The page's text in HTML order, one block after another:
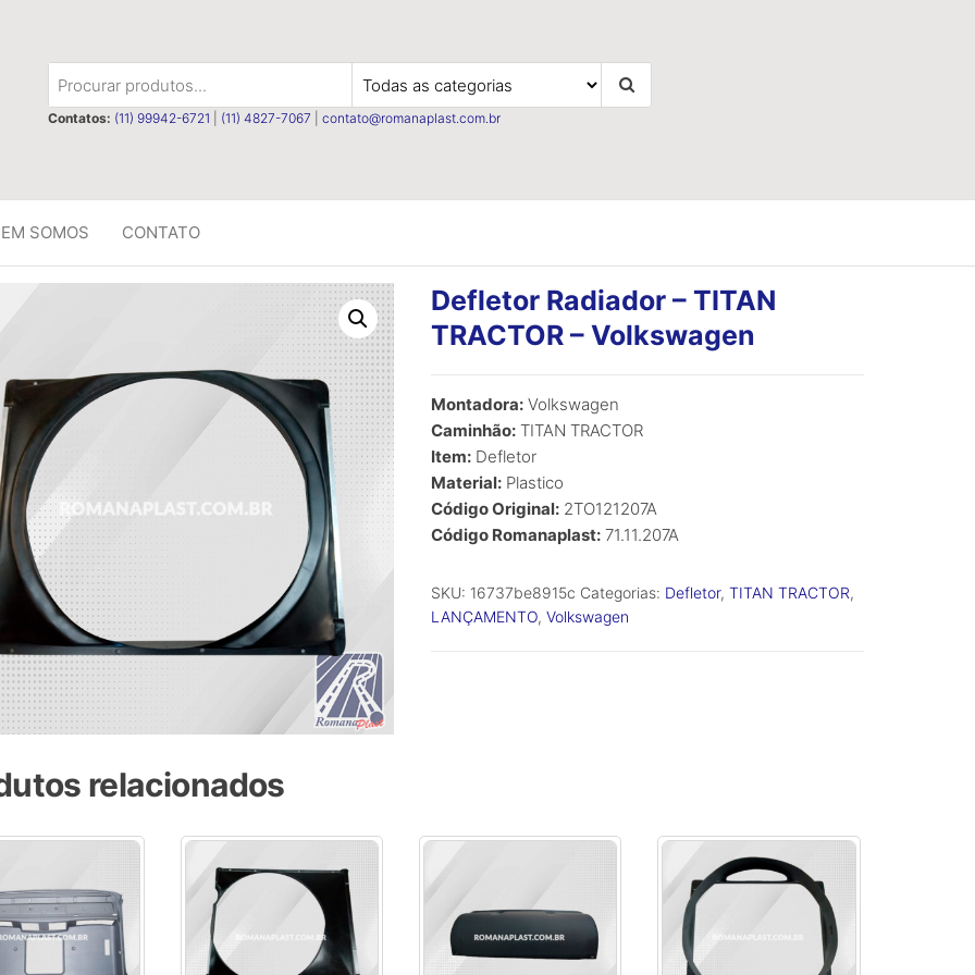
Contatos: (11) 99942-6721 (11) 4827-7067 contato@romanaplast.com.br
SOMOS CONTATO
Defletor Radiador – TITAN
TRACTOR – Volkswagen
Montadora:Volkswagen
Caminhão:TITAN TRACTOR
Item:Defletor
Material:Plastico
Código Original:2TO121207A
Código Romanaplast:71.11.207A
SKU: 16737be8915c Categorias: Defletor, TITAN TRACTOR,
LANÇAMENTO, Volkswagen
relacionados